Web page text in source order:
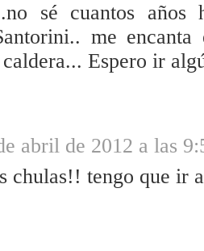
sé cuantos
me
caldera... Espero ir
abril de 2012 a las
chulas!! tengo que ir